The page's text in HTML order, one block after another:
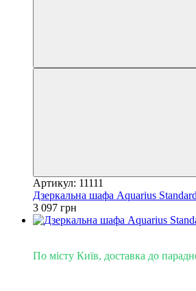
Артикул: 11111
Дзеркальна шафа Aquarius
3 097 грн
По місту Київ, доставка до